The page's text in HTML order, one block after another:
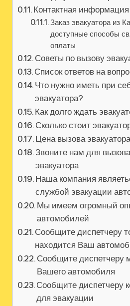
Контактная информация
Заказ эвакуатора из
доступные способы
оплаты
Советы по вызову
Список ответов на
Что нужно иметь при
эвакуатора?
Как долго ждать
Сколько стоит
Цена вызова
Звоните нам для
эвакуатора
Наша компания
службой эвакуации
Мы имеем огромный
автомобилей
Сообщите диспетчеру
находится Ваш
Сообщите диспетчеру
Вашего автомобиля
Сообщите диспетчеру
для эвакуации